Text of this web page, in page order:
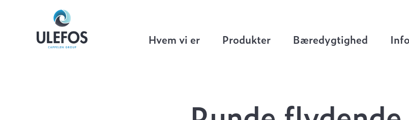
Hvem vi er Produkter Bæredygtighed
Ulefos>